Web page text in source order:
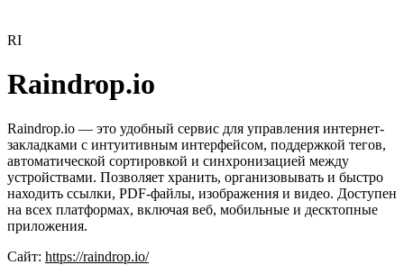
RI
Raindrop.io
Raindrop.io — это удобный сервис для управления интернет-
закладками с интуитивным интерфейсом, поддержкой тегов,
автоматической сортировкой и синхронизацией между
устройствами. Позволяет хранить, организовывать и быстро
находить ссылки, PDF-файлы, изображения и видео. Доступен
на всех платформах, включая веб, мобильные и десктопные
приложения.
Сайт: https://raindrop.io/